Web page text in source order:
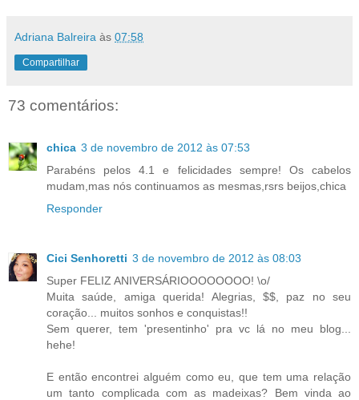
Adriana Balreira às 07:58
Compartilhar
73 comentários:
chica 3 de novembro de 2012 às 07:53
Parabéns pelos 4.1 e felicidades sempre! Os cabelos
mudam,mas nós continuamos as mesmas,rsrs beijos,chica
Responder
Cici Senhoretti 3 de novembro de 2012 às 08:03
Super FELIZ ANIVERSÁRIOOOOOOOO! \o/
Muita saúde, amiga querida! Alegrias, $$, paz no seu
coração... muitos sonhos e conquistas!!
Sem querer, tem 'presentinho' pra vc lá no meu blog...
hehe!
E então encontrei alguém como eu, que tem uma relação
um tanto complicada com as madeixas? Bem vinda ao